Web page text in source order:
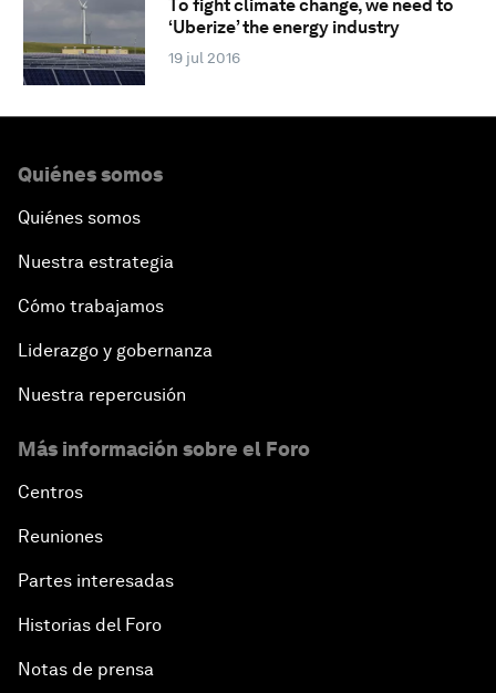
To fight climate change, we need to
‘Uberize’ the energy industry
19 jul 2016
Quiénes somos
Quiénes somos
Nuestra estrategia
Cómo trabajamos
Liderazgo y gobernanza
Nuestra repercusión
Más información sobre el Foro
Centros
Reuniones
Partes interesadas
Historias del Foro
Notas de prensa